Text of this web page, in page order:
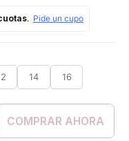
14 16
COMPRAR AHORA